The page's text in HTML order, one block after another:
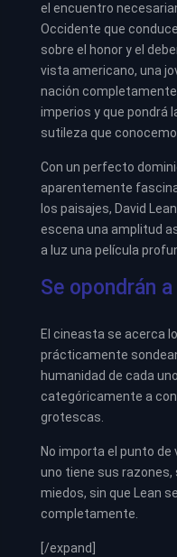
el encuentro
Occidente que
sobre el honor y el
vista americano, una
nación
imperios y que pondrá
sutileza que
Con un perfecto
aparentemente
los paisajes, David
escena una amplitud
a luz una película
Se opondrán
El cineasta se acerca
prácticamente
humanidad de cada
categóricamente a
grotescas.
No importa el punto de
uno tiene sus
miedos, sin que Lean
completamente.
[/expand]